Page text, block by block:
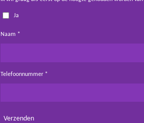
Ja
Naam *
Telefoonnummer *
Verzenden